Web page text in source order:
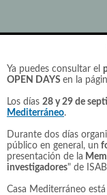
Ya puedes consultar el
OPEN DAYS en la
Los días 28 y 29 de
Mediterráneo.
Durante dos días
público en general, un
presentación de la
investigadores" de
Casa Mediterráneo